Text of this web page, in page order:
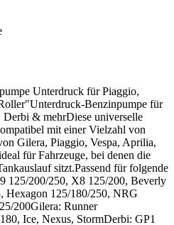
Unterdruck für Piaggio,
Benzinpumpe für
& mehrDiese universelle
mit einer Vielzahl von
Gilera, Piaggio, Vespa, Aprilia,
für Fahrzeuge, bei denen die
sitzt.Passend für folgende
125/200/250, X8 125/200, Beverly
Hexagon 125/180/250, NRG
200Gilera: Runner
Ice, Nexus, StormDerbi: GP1